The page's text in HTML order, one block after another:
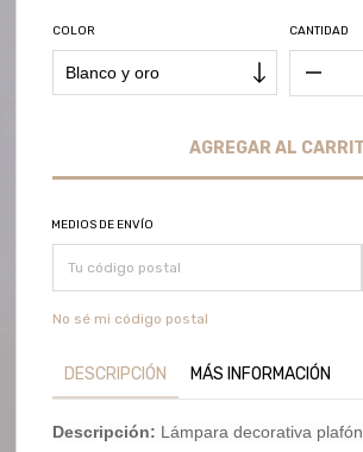
COLOR CANTIDAD
MEDIOS DE ENVÍO
No sé mi código postal
DESCRIPCIÓN MÁS INFORMACIÓN
Descripción: Lámpara decorativa plafón.